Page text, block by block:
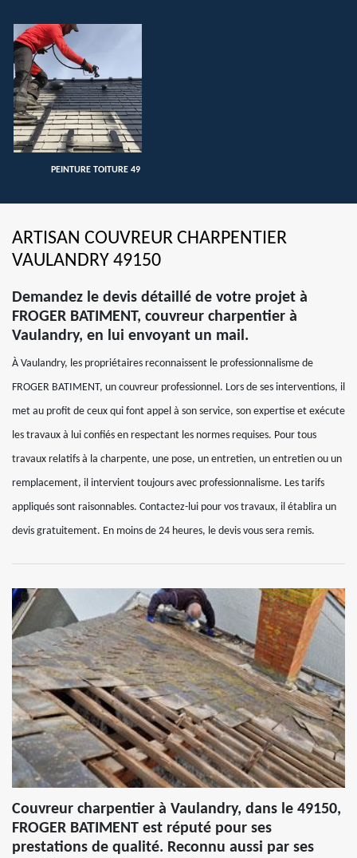
PEINTURE TOITURE 49
ARTISAN COUVREUR CHARPENTIER
VAULANDRY 49150
Demandez le devis détaillé de votre projet à
FROGER BATIMENT, couvreur charpentier à
Vaulandry, en lui envoyant un mail.
À Vaulandry, les propriétaires reconnaissent le professionnalisme de
FROGER BATIMENT, un couvreur professionnel. Lors de ses interventions, il
met au profit de ceux qui font appel à son service, son expertise et exécute
les travaux à lui confiés en respectant les normes requises. Pour tous
travaux relatifs à la charpente, une pose, un entretien, un entretien ou un
remplacement, il intervient toujours avec professionnalisme. Les tarifs
appliqués sont raisonnables. Contactez-lui pour vos travaux, il établira un
devis gratuitement. En moins de 24 heures, le devis vous sera remis.
Couvreur charpentier à Vaulandry, dans le 49150,
FROGER BATIMENT est réputé pour ses
prestations de qualité. Reconnu aussi par ses